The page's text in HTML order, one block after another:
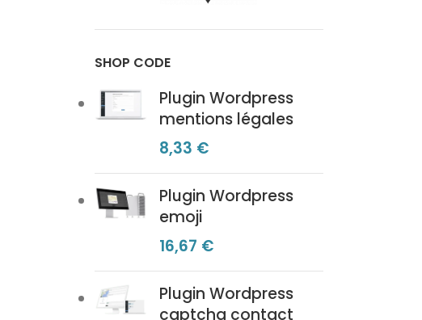
SHOP CODE
Plugin Wordpress
mentions légales
8,33 €
Plugin Wordpress
emoji
16,67 €
Plugin Wordpress
captcha contact
Suivant